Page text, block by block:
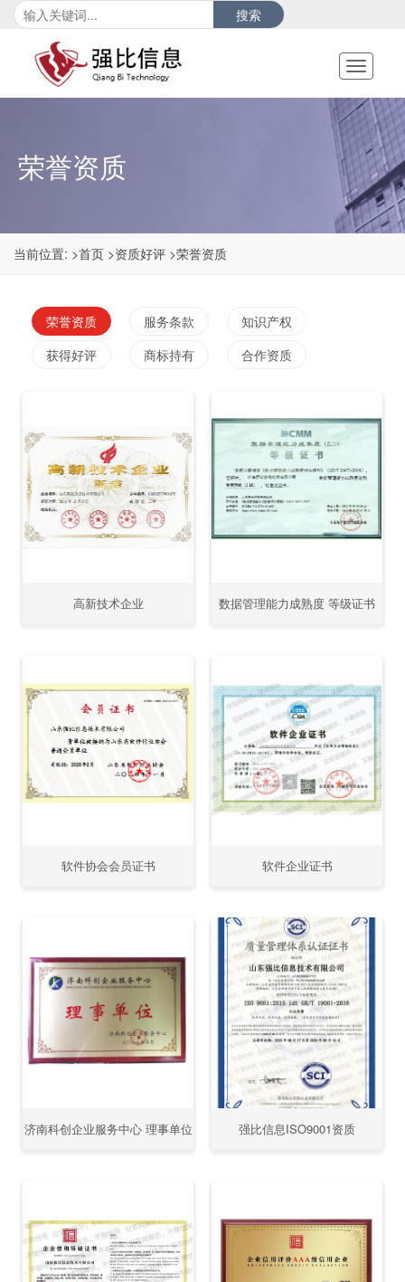
搜索
Toggle
荣誉资质
当前位置: >首页 >资质好评 >荣誉资质
荣誉资质 服务条款
知识产权
获得好评
商标持有 合作资质
高新技术企业 数据管理能力成熟度 等级证书
软件协会会员证书 软件企业证书
济南科创企业服务中心 理事单位 强比信息ISO9001资质